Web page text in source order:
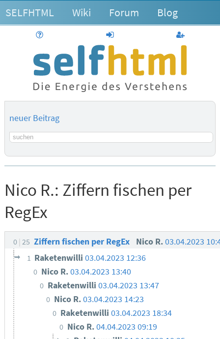
SELFHTML Wiki Forum Blog
anmelden
neuer Beitrag
Suchbegriff
Nico R.: Ziffern fischen per
RegEx
0 25 Ziffern fischen per RegEx Nico R.03.04.2023
1 Raketenwilli03.04.2023 12:36
0 Nico R.03.04.2023 13:40
0 Raketenwilli 03.04.2023 13:47
0 Nico R.03.04.2023 14:23
0 Raketenwilli03.04.2023 18:34
0 Nico R.04.04.2023 09:19